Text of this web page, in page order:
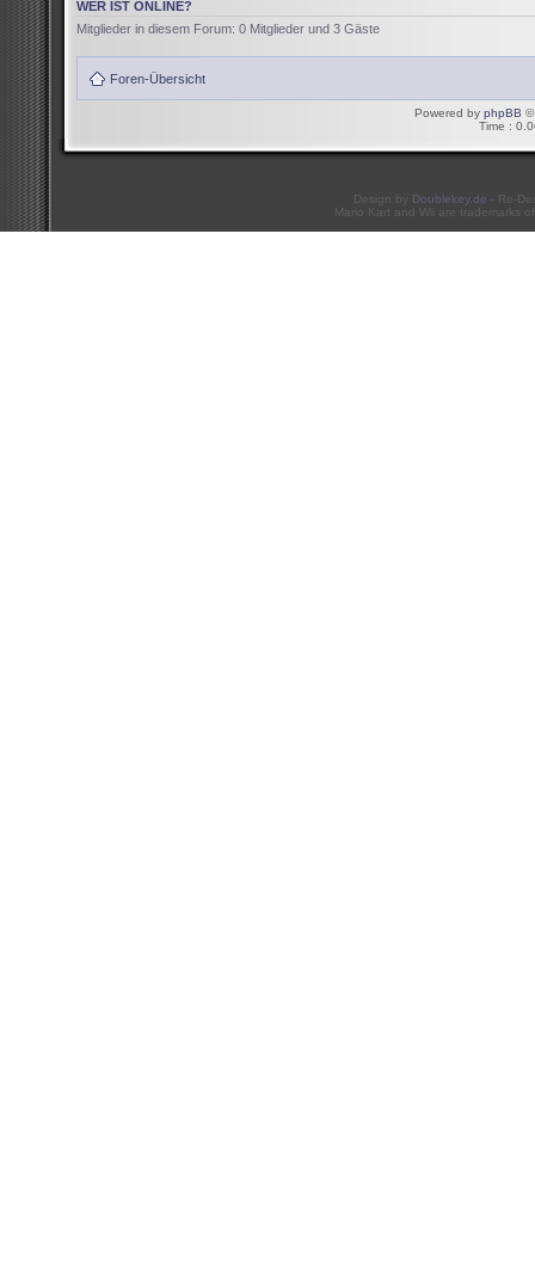
WER IST ONLINE?
Mitglieder in diesem Forum: 0 Mitglieder und 3 Gäste
Foren-Übersicht
Powered by phpBB ©
Time :
Design by Doublekey.de - Re-
Mario Kart and Wii are trademarks